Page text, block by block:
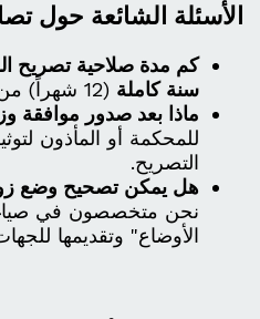
الأسئلة الشائعة حول
كم مدة صلاحية تصريح
سنة كاملة (12 شهراً) من تاريخ إصداره.
ماذا بعد صدور موافقة
للمحكمة أو المأذون
التصريح.
هل يمكن تصحيح وضع
نحن متخصصون في
الأوضاع" وتقديمها